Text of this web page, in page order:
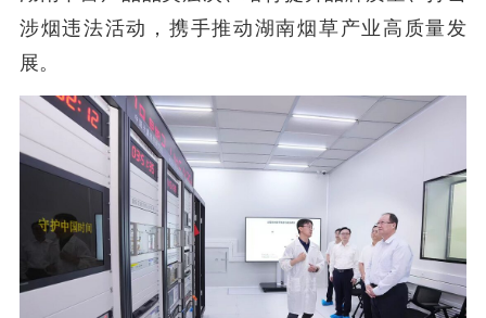
涉烟违法活动，携手推动湖南烟草产业高质量发
展。